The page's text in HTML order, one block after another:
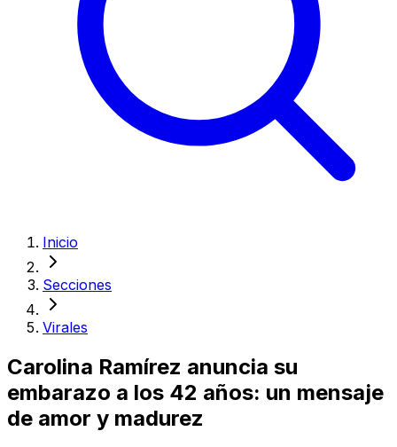
Inicio
Secciones
Virales
Carolina Ramírez anuncia su
embarazo a los 42 años: un mensaje
de amor y madurez